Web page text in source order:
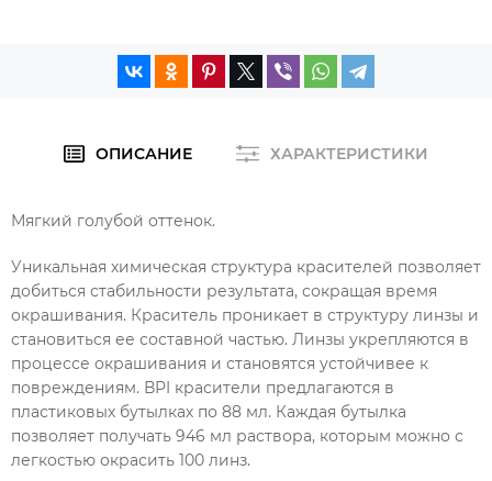
ОПИСАНИЕ ХАРАКТЕРИСТИКИ
Мягкий голубой оттенок.
Уникальная химическая структура красителей позволяет
добиться стабильности результата, сокращая время
окрашивания. Краситель проникает в структуру линзы и
становиться ее составной частью. Линзы укрепляются в
процессе окрашивания и становятся устойчивее к
повреждениям. ВРI красители предлагаются в
пластиковых бутылках по 88 мл. Каждая бутылка
позволяет получать 946 мл раствора, которым можно с
легкостью окрасить 100 линз.